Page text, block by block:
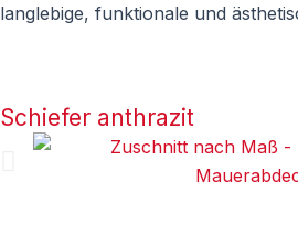
langlebige, funktionale und
Schiefer anthrazit